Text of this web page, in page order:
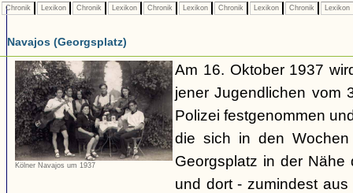
Chronik Lexikon Chronik Lexikon Chronik Lexikon Chronik Lexikon Chronik Lexikon
Navajos (Georgsplatz)
Kölner Navajos um 1937
Am 16. Oktober 1937
jener Jugendlichen vom
Polizei festgenommen
die sich in den
Georgsplatz in der Nähe
und dort - zumindest